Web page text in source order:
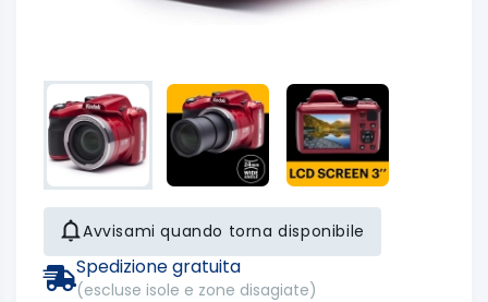
Avvisami quando torna disponibile
Spedizione gratuita
(escluse isole e zone disagiate)